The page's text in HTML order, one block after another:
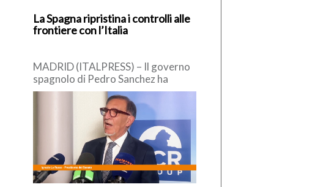
La Spagna ripristina i controlli alle
frontiere con l’Italia
MADRID (ITALPRESS) – Il governo
spagnolo di Pedro Sanchez ha
deciso di reintrodurre
“temporaneamente” i controlli alle
frontiere interne, nei […]